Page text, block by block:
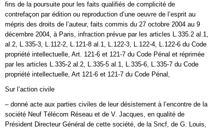
fins de la poursuite pour les faits qualifiés de complicité de
contrefaçon par édition ou reproduction d’une oeuvre de l’esprit au
mépris des droits de l’auteur, faits commis du 27 octobre 2004 au 9
décembre 2004, à Paris, infraction prévue par les articles L.335.2 al.1,
al.2, L.335-3, L.112-2, L.121-8 al.1, L.122-3, L.122-4, L.122-6 du Code
propriété intellectuelle, Art. 121-6 et 121-7 du Code Pénal et réprimée
par les articles L.335-2 al.2, L.335-5 al.1, L.335-6, L.335-7 du Code
propriété intellectuelle, Art 121-6 et 121-7 du Code Pénal,
Sur l’action civile
– donné acte aux parties civiles de leur désistement à l’encontre de la
société Neuf Télécom Réseau et de V. Jacques, en qualité de
Président Directeur Général de cette société, de la Sncf, de G. Louis,